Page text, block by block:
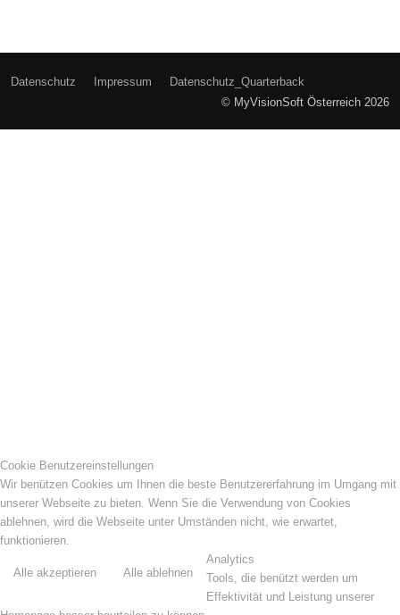
Datenschutz Impressum
Datenschutz_Quarterback
© MyVisionSoft Österreich 2026
Cookie Benutzereinstellungen
Wir benützen Cookies um Ihnen die beste Benutzererfahrung im Umgang mit
unserer Webseite zu bieten. Wenn Sie die Verwendung von Cookies
ablehnen, wird die Webseite unter Umständen nicht, wie erwartet,
funktionieren.
Alle akzeptieren Alle ablehnen
Analytics
Tools, die benützt werden um
Effektivität und Leistung unserer